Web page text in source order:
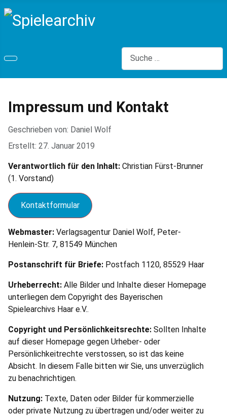
Suchen
Impressum und Kontakt
Geschrieben von: Daniel Wolf
Erstellt: 27. Januar 2019
Verantwortlich für den Inhalt: Christian Fürst-Brunner
(1. Vorstand)
Kontaktformular
Webmaster: Verlagsagentur Daniel Wolf, Peter-
Henlein-Str. 7, 81549 München
Postanschrift für Briefe: Postfach 1120, 85529 Haar
Urheberrecht: Alle Bilder und Inhalte dieser Homepage
unterliegen dem Copyright des Bayerischen
Spielearchivs Haar e.V..
Copyright und Persönlichkeitsrechte: Sollten Inhalte
auf dieser Homepage gegen Urheber- oder
Persönlichkeitrechte verstossen, so ist das keine
Absicht. In diesem Falle bitten wir Sie, uns unverzüglich
zu benachrichtigen.
Nutzung: Texte, Daten oder Bilder für kommerzielle
oder private Nutzung zu übertragen und/oder weiter zu